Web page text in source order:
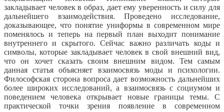
закладывает человек в образ, дает ему уверенность и силу для
дальнейшего взаимодействия. Проведено исследование,
доказывающее, что понятие униформы в современном мире
поменялось и теперь на первый план выходит понимание
внутреннего и скрытого. Сейчас важно различать коды и
символы, которые закладывает человек в свой внешний вид,
что он хочет сказать своим внешним видом. Тем самым
данная статья объясняет взаимосвязь моды и психологии.
Философская сторона вопроса дает возможность дальнейших
более широких исследований, а взаимосвязь с социумом и
поведением человека открывает новые границы темы. С
практической точки зрения появление в современном